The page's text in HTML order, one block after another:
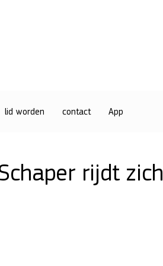
lid worden contact App
rijdt